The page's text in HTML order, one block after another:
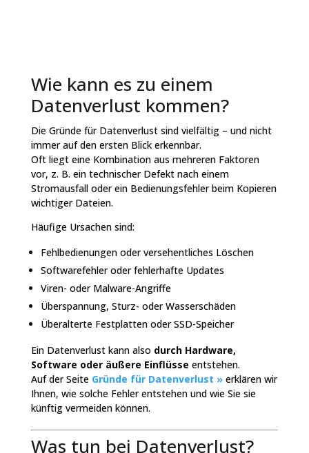
Wie kann es zu einem
Datenverlust kommen?
Die Gründe für Datenverlust sind vielfältig – und nicht
immer auf den ersten Blick erkennbar.
Oft liegt eine Kombination aus mehreren Faktoren
vor, z. B. ein technischer Defekt nach einem
Stromausfall oder ein Bedienungsfehler beim Kopieren
wichtiger Dateien.
Häufige Ursachen sind:
Fehlbedienungen oder versehentliches Löschen
Softwarefehler oder fehlerhafte Updates
Viren- oder Malware-Angriffe
Überspannung, Sturz- oder Wasserschäden
Überalterte Festplatten oder SSD-Speicher
Ein Datenverlust kann also durch Hardware,
Software oder äußere Einflüsse entstehen.
Auf der Seite Gründe für Datenverlust »erklären wir
Ihnen, wie solche Fehler entstehen und wie Sie sie
künftig vermeiden können.
Was tun bei Datenverlust?